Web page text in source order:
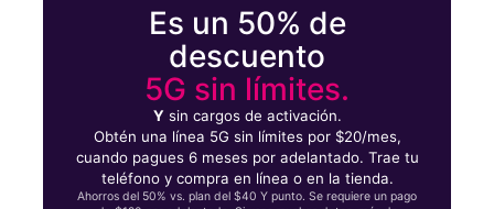
Es un 50% de
descuento
5G sin límites.
Ysin cargos de activación.
Obtén una línea 5G sin límites por $20/mes,
cuando pagues 6 meses por adelantado. Trae tu
teléfono y compra en línea o en la tienda.
Ahorros del 50% vs. plan del $40 Y punto. Se requiere un pago